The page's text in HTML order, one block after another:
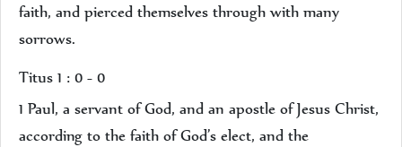
faith, and pierced themselves through with many
sorrows.
Titus 1 : 0 - 0
1 Paul, a servant of God, and an apostle of Jesus Christ,
according to the faith of God’s elect, and the